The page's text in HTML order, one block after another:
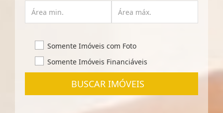
Somente Imóveis com Foto
Somente Imóveis Financiáveis
BUSCAR IMÓVEIS